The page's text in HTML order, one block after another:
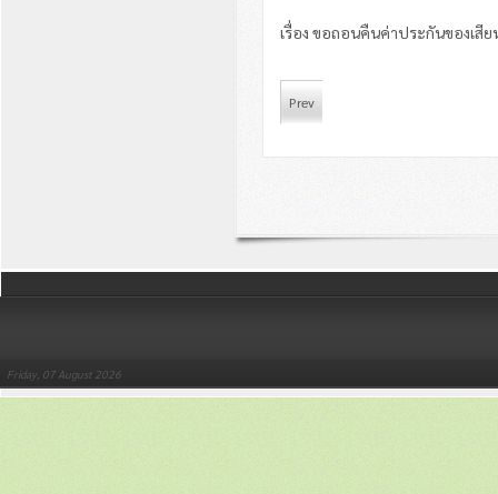
เรื่อง ขอถอนคืนค่าประกันของเ
Prev
Friday, 07 August 2026